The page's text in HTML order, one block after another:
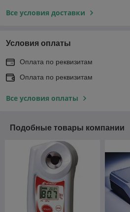
Все условия доставки
Условия оплаты
Оплата по реквизитам
Оплата по реквизитам
Все условия оплаты
Подобные товары компании